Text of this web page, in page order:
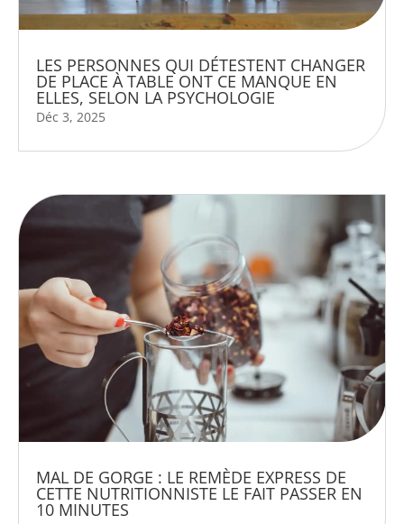
LES PERSONNES QUI DÉTESTENT CHANGER
DE PLACE À TABLE ONT CE MANQUE EN
ELLES, SELON LA PSYCHOLOGIE
Déc 3, 2025
MAL DE GORGE : LE REMÈDE EXPRESS DE
CETTE NUTRITIONNISTE LE FAIT PASSER EN
10 MINUTES